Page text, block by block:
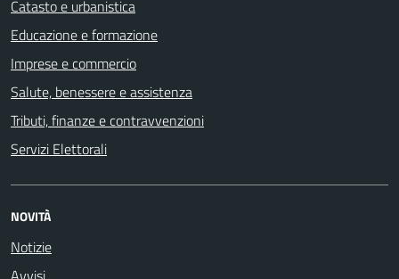
Catasto e urbanistica
Educazione e formazione
Imprese e commercio
Salute, benessere e assistenza
Tributi, finanze e contravvenzioni
Servizi Elettorali
NOVITÀ
Notizie